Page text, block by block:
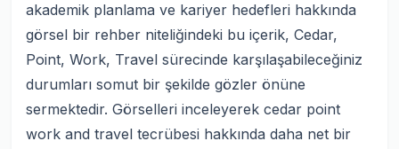
akademik planlama ve kariyer hedefleri hakkında
görsel bir rehber niteliğindeki bu içerik, Cedar,
Point, Work, Travel sürecinde karşılaşabileceğiniz
durumları somut bir şekilde gözler önüne
sermektedir. Görselleri inceleyerek cedar point
work and travel tecrübesi hakkında daha net bir